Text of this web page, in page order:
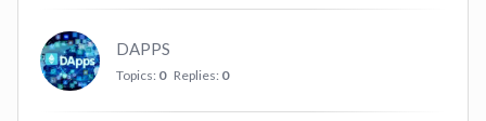
DAPPS
Topics: 0 Replies: 0